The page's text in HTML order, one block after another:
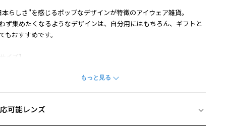
本らしさ"を感じるポップなデザインが特徴のアイウェア雑貨。
ず集めたくなるようなデザインは、自分用にはもちろん、ギフトと
もおすすめです。
サイズ】
材】
：ポリエステル
可能レンズ